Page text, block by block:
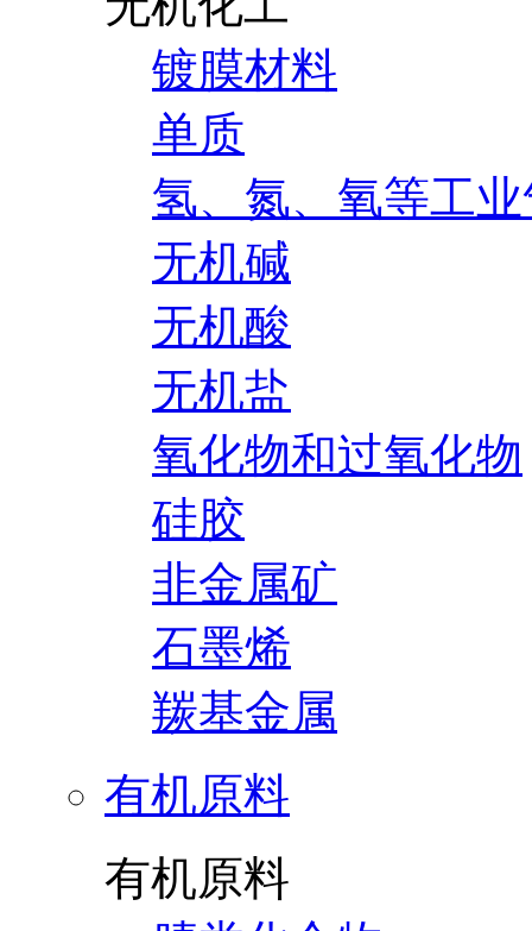
镀膜材料
单质
氢、氮、氧等工
无机碱
无机酸
无机盐
氧化物和过氧化物
硅胶
非金属矿
石墨烯
羰基金属
有机原料
有机原料